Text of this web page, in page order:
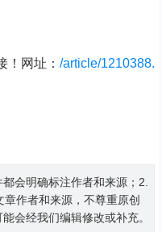
网址： /article/1210388.
会明确标注作者和来源；2.
作者和来源，不尊重原创
会经我们编辑修改或补充。